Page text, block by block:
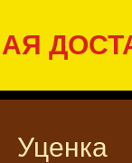
Уценка